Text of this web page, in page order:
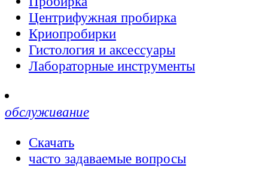
Центрифужная пробирка
Криопробирки
Гистология и аксессуары
Лабораторные инструменты
обслуживание
Скачать
часто задаваемые вопросы